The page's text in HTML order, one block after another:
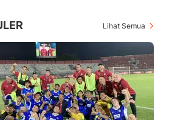
Lihat Semua